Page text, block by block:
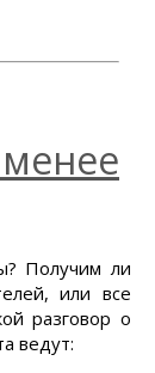
Получим ли
или все
разговор о
ведут: